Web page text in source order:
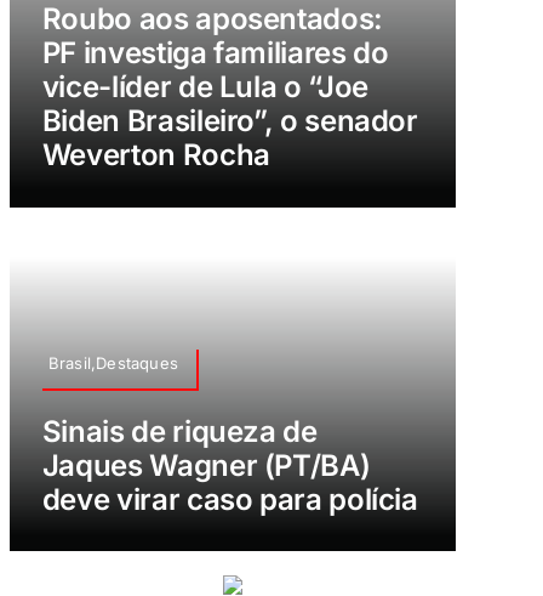
Roubo aos aposentados:
PF investiga familiares do
vice-líder de Lula o “Joe
Biden Brasileiro”, o senador
Weverton Rocha
Brasil,Destaques
Sinais de riqueza de
Jaques Wagner (PT/BA)
deve virar caso para polícia